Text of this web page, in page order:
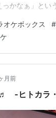
っかなぁ」とい
（1983年）の
作曲・大瀧詠一
大瀧サウンドに
れた言葉を散り
も何度もカラオ
・・なんども
オケボックス #
月前
-ヒトカラ